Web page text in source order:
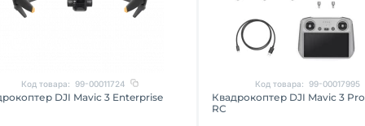
Код товара: 99-00011724
DJI Mavic 3 Enterprise
Код товара: 99-00017995
Квадрокоптер DJI Mavic 3
RC